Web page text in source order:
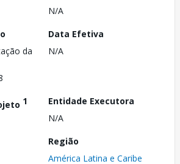
N/A
da
Data Efetiva
N/A
1
Entidade Executora
N/A
Região
América Latina e Caribe